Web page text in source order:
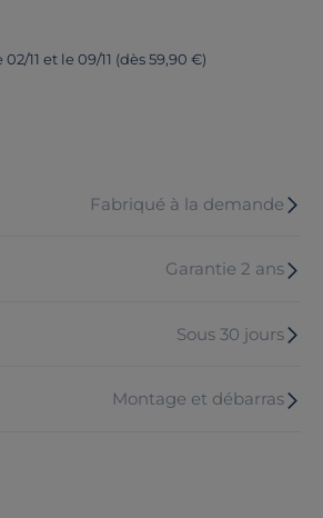
11 et le 09/11 (dès 59,90 €)
Fabriqué à la demande
Garantie 2 ans
Sous 30 jours
Montage et débarras